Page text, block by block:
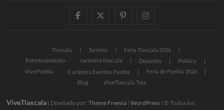
facebooktwitter
pinterestinstagram
Tlaxcala Turismo
Feria Tlaxcala 2026
Entretenimiento
cartelera tlaxcala Deportes
Política
VivePuebla
Cartelera Eventos Puebla
Feria de Puebla 2026
Blog
ViveTlaxcala Tree
ViveTlaxcala | Diseñado por:Theme Freesia |WordPress | © Todos los